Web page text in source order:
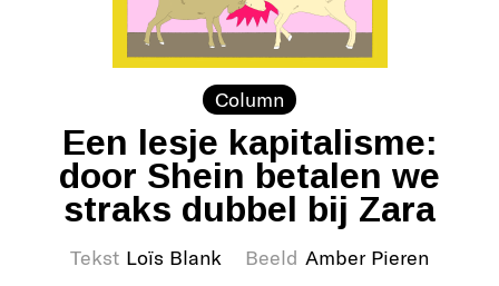
Column
Een lesje kapitalisme:
door Shein betalen we
straks dubbel bij Zara
Tekst Loïs Blank Beeld Amber Pieren